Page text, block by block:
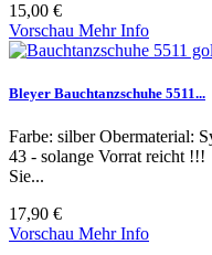
15,00 €
Vorschau Mehr Info
Bleyer Bauchtanzschuhe 5511...
Farbe: silber Obermaterial:
43 - solange Vorrat reicht !!!
Sie...
17,90 €
Vorschau Mehr Info